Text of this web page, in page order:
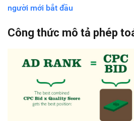
người mới bắt đầu
Công thức mô tả phép